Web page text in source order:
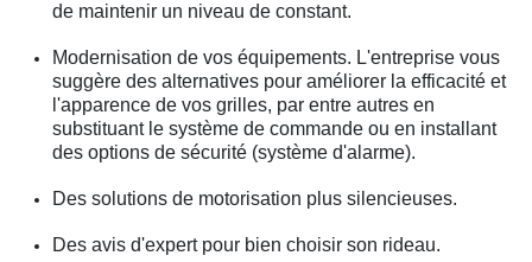
de maintenir un niveau de constant.
Modernisation de vos équipements. L'entreprise vous
suggère des alternatives pour améliorer la efficacité et
l'apparence de vos grilles, par entre autres en
substituant le système de commande ou en installant
des options de sécurité (système d'alarme).
Des solutions de motorisation plus silencieuses.
Des avis d'expert pour bien choisir son rideau.